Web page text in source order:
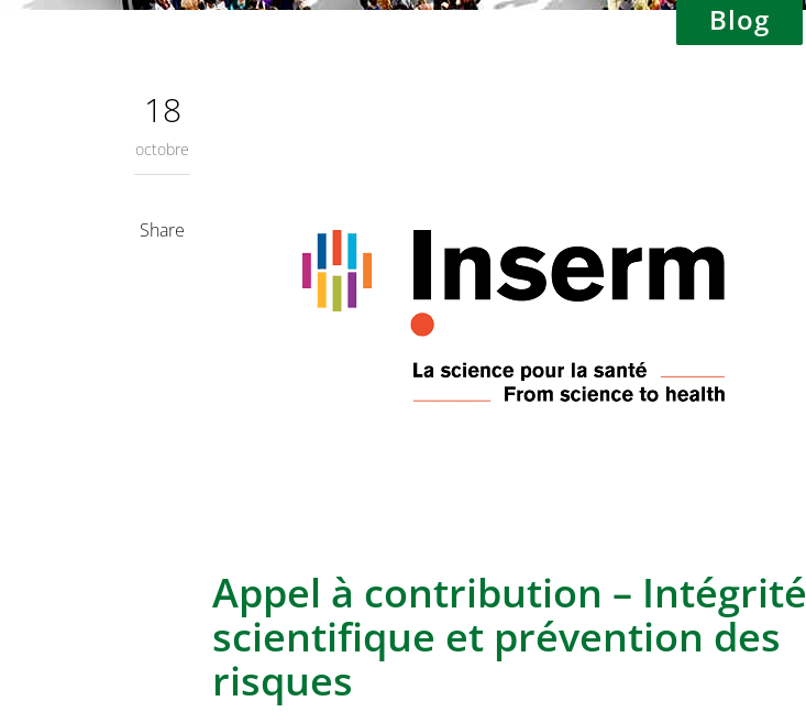
Blog
18
octobre
Share
Appel à contribution – Intégrité
scientifique et prévention des
risques